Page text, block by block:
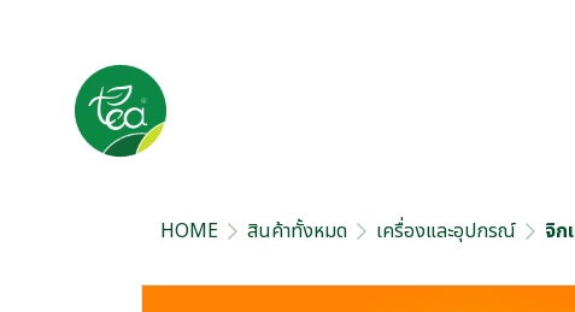
HOME สินค้าทั้งหมด เครื่องและอุปกรณ์ จิก